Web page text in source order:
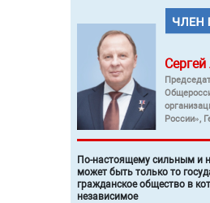
Сергей
России»,
По-настоящему сильным и
может быть только то
гражданское общество в
независимое